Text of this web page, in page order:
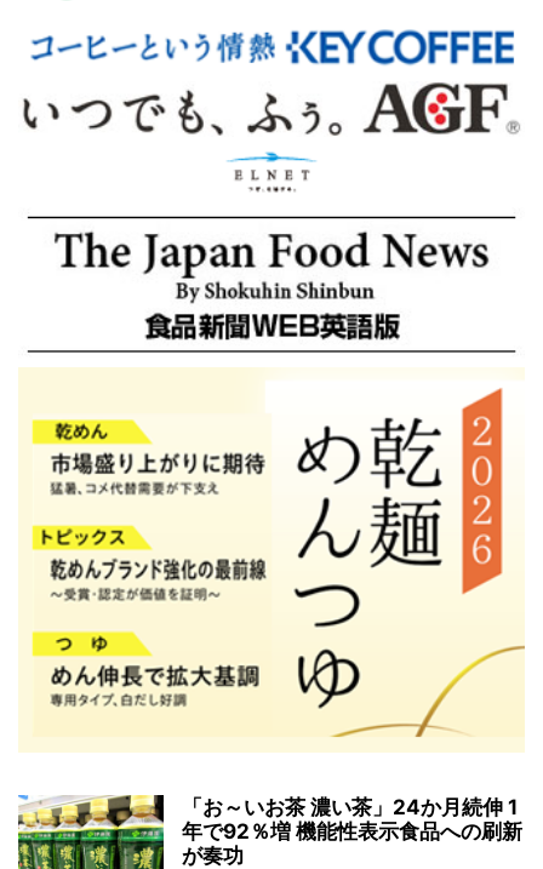
「お～いお茶 濃い茶」24か月続伸 1
年で92％増 機能性表示食品への刷新
が奏功